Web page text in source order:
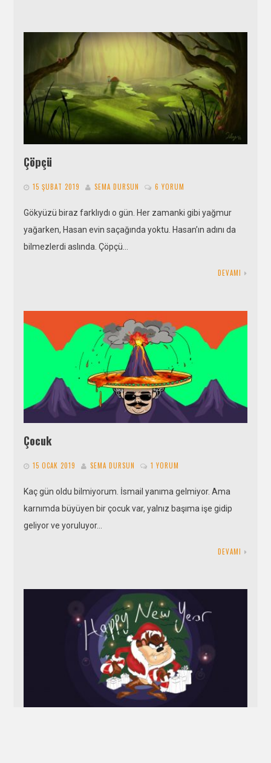
Çöpçü
15 ŞUBAT 2019 SEMA DURSUN 6 YORUM
Gökyüzü biraz farklıydı o gün. Her zamanki gibi yağmur
yağarken, Hasan evin saçağında yoktu. Hasan’ın adını da
bilmezlerdi aslında. Çöpçü…
DEVAMI
Çocuk
15 OCAK 2019 SEMA DURSUN 1 YORUM
Kaç gün oldu bilmiyorum. İsmail yanıma gelmiyor. Ama
karnımda büyüyen bir çocuk var, yalnız başıma işe gidip
geliyor ve yoruluyor…
DEVAMI